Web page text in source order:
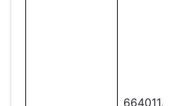
664011,